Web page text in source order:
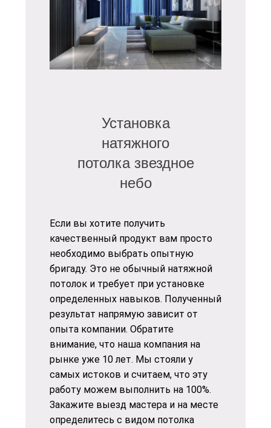
Установка
натяжного
потолка звездное
небо
Если вы хотите получить
качественный продукт вам просто
необходимо выбрать опытную
бригаду. Это не обычный натяжной
потолок и требует при установке
определенных навыков. Полученный
результат напрямую зависит от
опыта компании. Обратите
внимание, что наша компания на
рынке уже 10 лет. Мы стояли у
самых истоков и считаем, что эту
работу можем выполнить на 100%.
Закажите выезд мастера и на месте
определитесь с видом потолка